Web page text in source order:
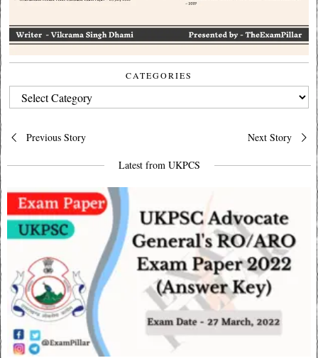
CATEGORIES
CATEGORIES
Post
navigation
Previous Story Next Story
Latest from UKPCS